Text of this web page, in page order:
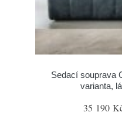
Sedací souprava
varianta,
35 190